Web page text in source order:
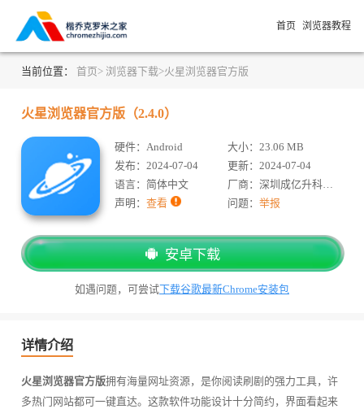
首页 浏览器教程
当前位置： 首页> 浏览器下载>火星浏览器官方版
火星浏览器官方版（2.4.0）
硬件：Android
大小：23.06 MB
发布：2024-07-04
更新：2024-07-04
语言：简体中文
厂商：深圳成亿升科技有限公司
声明： 查看 问题： 举报
安卓下载
如遇问题，可尝试下载谷歌最新Chrome安装包
详情介绍
火星浏览器官方版拥有海量网址资源，是你阅读刷剧的强力工具，许
多热门网站都可一键直达。这款软件功能设计十分简约，界面看起来